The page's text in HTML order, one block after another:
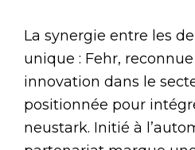
La synergie entre les
unique : Fehr,
innovation dans le
positionnée pour
neustark. Initié à